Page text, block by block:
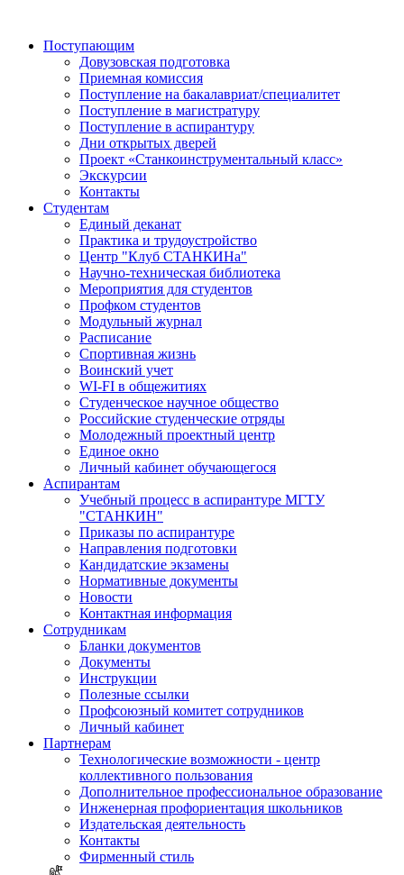
Поступающим
Довузовская подготовка
Приемная комиссия
Поступление на бакалавриат/специалитет
Поступление в магистратуру
Поступление в аспирантуру
Дни открытых дверей
Проект «Станкоинструментальный класс»
Экскурсии
Контакты
Студентам
Единый деканат
Практика и трудоустройство
Центр "Клуб СТАНКИНа"
Научно-техническая библиотека
Мероприятия для студентов
Профком студентов
Модульный журнал
Расписание
Спортивная жизнь
Воинский учет
WI-FI в общежитиях
Студенческое научное общество
Российские студенческие отряды
Молодежный проектный центр
Единое окно
Личный кабинет обучающегося
Аспирантам
Учебный процесс в аспирантуре МГТУ
"СТАНКИН"
Приказы по аспирантуре
Направления подготовки
Кандидатские экзамены
Нормативные документы
Новости
Контактная информация
Сотрудникам
Бланки документов
Документы
Инструкции
Полезные ссылки
Профсоюзный комитет сотрудников
Личный кабинет
Партнерам
Технологические возможности - центр
коллективного пользования
Дополнительное профессиональное образование
Инженерная профориентация школьников
Издательская деятельность
Контакты
Фирменный стиль